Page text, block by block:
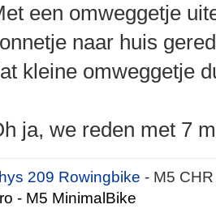
een omweggetje
naar huis
kleine omweggetje
ja, we reden met 7
209 Rowingbike- M5
- M5 MinimalBike